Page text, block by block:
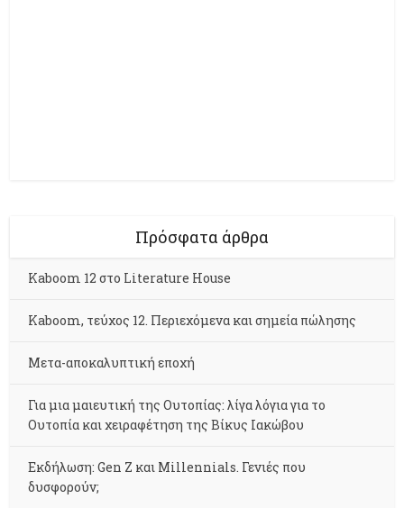
Πρόσφατα άρθρα
Kaboom 12 στο Literature House
Kaboom, τεύχος 12. Περιεχόμενα και σημεία πώλησης
Μετα-αποκαλυπτική εποχή
Για μια μαιευτική της Ουτοπίας: λίγα λόγια για το
Ουτοπία και χειραφέτηση της Βίκυς Ιακώβου
Εκδήλωση: Gen Z και Millennials. Γενιές που
δυσφορούν;